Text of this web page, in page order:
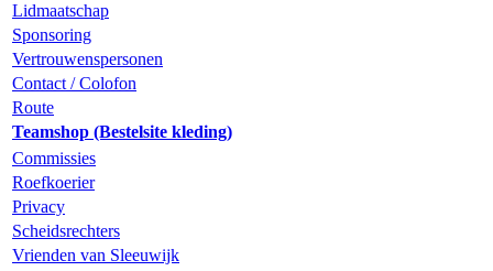
Lidmaatschap
Sponsoring
Vertrouwenspersonen
Contact / Colofon
Route
Teamshop (Bestelsite kleding)
Commissies
Roefkoerier
Privacy
Scheidsrechters
Vrienden van Sleeuwijk